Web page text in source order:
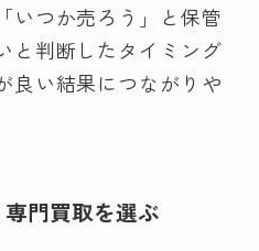
いつか売ろう」と保管
と判断したタイミング
良い結果につながりや
門買取を選ぶ